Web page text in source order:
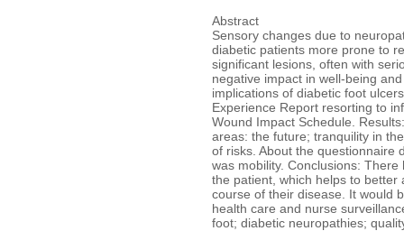
Abstract
Sensory changes due to
diabetic patients more prone to
significant lesions, often with
negative impact in well-being
implications of diabetic foot
Experience Report resorting to
Wound Impact Schedule.
areas: the future; tranquility in
of risks. About the questionnaire
was mobility. Conclusions:
the patient, which helps to
course of their disease. It would
health care and nurse
foot; diabetic neuropathies;